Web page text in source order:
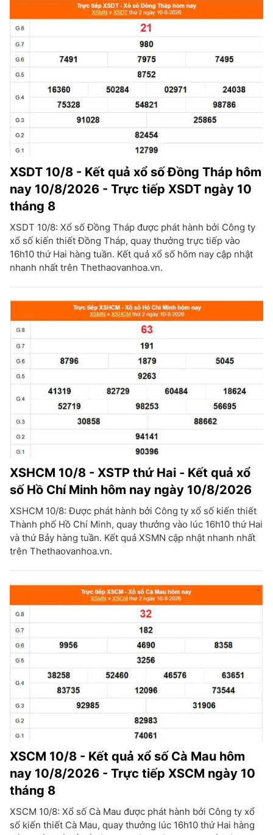
XSDT 10/8 - Kết quả xổ số Đồng Tháp hôm
nay 10/8/2026 - Trực tiếp XSDT ngày 10
tháng 8
XSDT 10/8: Xổ số Đồng Tháp được phát hành bởi Công ty
xổ số kiến thiết Đồng Tháp, quay thưởng trực tiếp vào
16h10 thứ Hai hàng tuần. Kết quả xổ số hôm nay cập nhật
nhanh nhất trên Thethaovanhoa.vn.
XSHCM 10/8 - XSTP thứ Hai - Kết quả xổ
số Hồ Chí Minh hôm nay ngày 10/8/2026
XSHCM 10/8: Được phát hành bởi Công ty xổ số kiến thiết
Thành phố Hồ Chí Minh, quay thưởng vào lúc 16h10 thứ Hai
và thứ Bảy hàng tuần. Kết quả XSMN cập nhật nhanh nhất
trên Thethaovanhoa.vn.
XSCM 10/8 - Kết quả xổ số Cà Mau hôm
nay 10/8/2026 - Trực tiếp XSCM ngày 10
tháng 8
XSCM 10/8: Xổ số Cà Mau được phát hành bởi Công ty xổ
số kiến thiết Cà Mau, quay thưởng lúc 16h10 thứ Hai hàng